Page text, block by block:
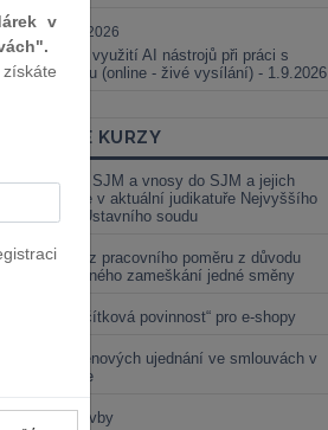
01.09.2026
Praktické využití AI nástrojů při práci s
judikaturou (online - živé vysílání) - 1.9.2026
ONLINE KURZY
Vnosy ze SJM a vnosy do SJM a jejich
valorizace v aktuální judikatuře Nejvyššího
soudu a Ústavního soudu
Výpověď z pracovního poměru z důvodu
neomluveného zameškání jedné směny
Nová „tlačítková povinnost“ pro e-shopy
Změna cenových ujednání ve smlouvách v
energetice
Černé stavby
v